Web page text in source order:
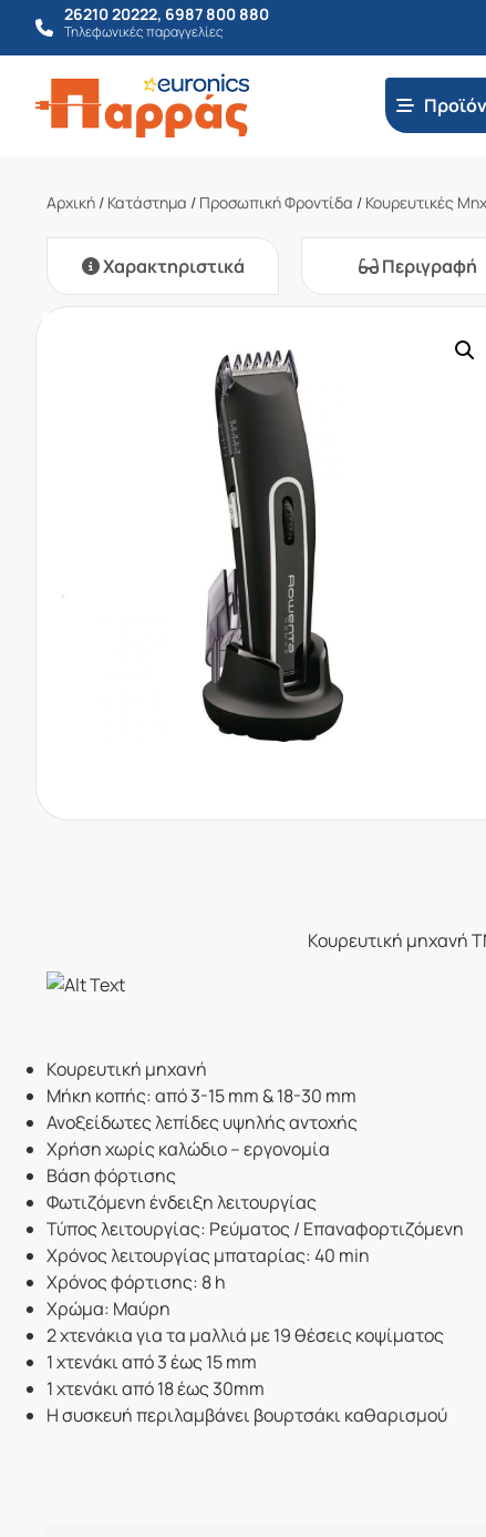
26210 20222, 6987 800 880
Τηλεφωνικές παραγγελίες
Αρχική / Κατάστημα / Προσωπική Φροντίδα / Κουρευτικές
Χαρακτηριστικά Περιγραφή
Κουρευτική μηχανή
Κουρευτική μηχανή
Μήκη κοπής: από 3-15 mm & 18-30 mm
Ανοξείδωτες λεπίδες υψηλής αντοχής
Χρήση χωρίς καλώδιο – εργονομία
Βάση φόρτισης
Φωτιζόμενη ένδειξη λειτουργίας
Τύπος λειτουργίας: Ρεύματος / Επαναφορτιζόμενη
Χρόνος λειτουργίας μπαταρίας: 40 min
Χρόνος φόρτισης: 8 h
Χρώμα: Μαύρη
2 χτενάκια για τα μαλλιά με 19 θέσεις κοψίματος
1 χτενάκι από 3 έως 15 mm
1 χτενάκι από 18 έως 30mm
H συσκευή περιλαμβάνει βουρτσάκι καθαρισμού